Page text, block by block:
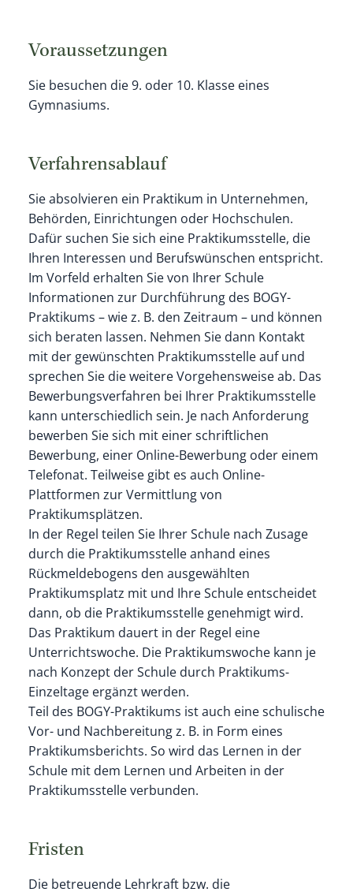
Voraussetzungen
Sie besuchen die 9. oder 10. Klasse eines
Gymnasiums.
Verfahrensablauf
Sie absolvieren ein Praktikum in Unternehmen,
Behörden, Einrichtungen oder Hochschulen.
Dafür suchen Sie sich eine Praktikumsstelle, die
Ihren Interessen und Berufswünschen entspricht.
Im Vorfeld erhalten Sie von Ihrer Schule
Informationen zur Durchführung des BOGY-
Praktikums – wie z. B. den Zeitraum – und können
sich beraten lassen. Nehmen Sie dann Kontakt
mit der gewünschten Praktikumsstelle auf und
sprechen Sie die weitere Vorgehensweise ab. Das
Bewerbungsverfahren bei Ihrer Praktikumsstelle
kann unterschiedlich sein. Je nach Anforderung
bewerben Sie sich mit einer schriftlichen
Bewerbung, einer Online-Bewerbung oder einem
Telefonat. Teilweise gibt es auch Online-
Plattformen zur Vermittlung von
Praktikumsplätzen.
In der Regel teilen Sie Ihrer Schule nach Zusage
durch die Praktikumsstelle anhand eines
Rückmeldebogens den ausgewählten
Praktikumsplatz mit und Ihre Schule entscheidet
dann, ob die Praktikumsstelle genehmigt wird.
Das Praktikum dauert in der Regel eine
Unterrichtswoche. Die Praktikumswoche kann je
nach Konzept der Schule durch Praktikums-
Einzeltage ergänzt werden.
Teil des BOGY-Praktikums ist auch eine schulische
Vor- und Nachbereitung z. B. in Form eines
Praktikumsberichts. So wird das Lernen in der
Schule mit dem Lernen und Arbeiten in der
Praktikumsstelle verbunden.
Fristen
Die betreuende Lehrkraft bzw. die